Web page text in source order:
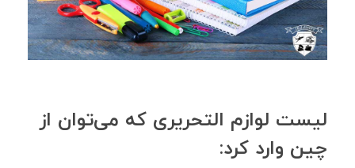
لیست لوازم التحریری که می‌توان از
چین وارد کرد: